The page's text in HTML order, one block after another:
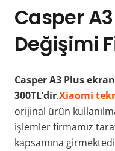
Casper
Değişimi
Casper A3 Plus
300TL’dir.Xiaomi
orijinal ürün
işlemler firmamız
kapsamına